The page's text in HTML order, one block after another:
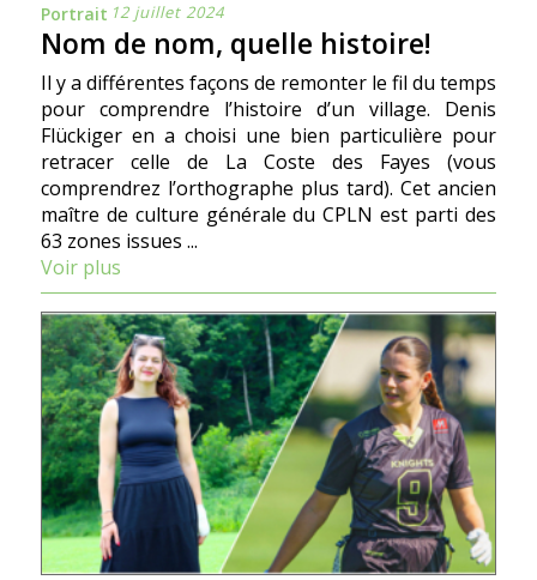
Portrait 12 juillet 2024
Nom de nom, quelle histoire!
Il y a différentes façons de remonter le fil du temps
pour comprendre l’histoire d’un village. Denis
Flückiger en a choisi une bien particulière pour
retracer celle de La Coste des Fayes (vous
comprendrez l’orthographe plus tard). Cet ancien
maître de culture générale du CPLN est parti des
63 zones issues ...
Voir plus